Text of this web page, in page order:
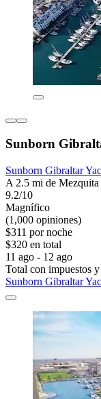
Sunborn
Sunborn Gibraltar
A 2.5 mi de
9.2/10
Magnífico
(1,000 opiniones)
$311 por noche
$320 en total
11 ago - 12 ago
Total con impuestos
Sunborn Gibraltar